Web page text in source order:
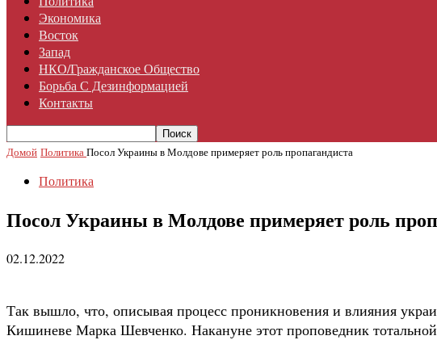
Экономика
Восток
Запад
НКО/гражданское Общество
Борьба С Дезинформацией
Контакты
Домой ПолитикаПосол Украины в Молдове примеряет роль пропагандиста
Политика
Посол Украины в Молдове примеряет роль
02.12.2022
Так вышло, что, описывая процесс проникновения и влияния
Кишиневе Марка Шевченко. Накануне этот проповедник